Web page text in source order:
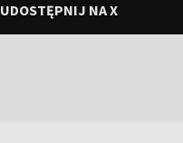
UDOSTĘPNIJ NA X